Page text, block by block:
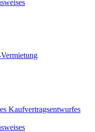
Kaufvertragsentwurfes